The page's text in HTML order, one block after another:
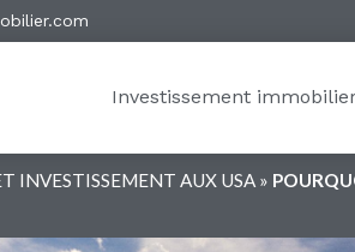
cherchant à répondre à
favorablement et sûrement à
Amérique du Nord.
ce pays est à peine